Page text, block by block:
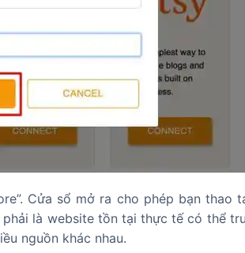
Cửa sổ mở ra cho phép bạn thao
là website tồn tại thực tế có thể
nguồn khác nhau.